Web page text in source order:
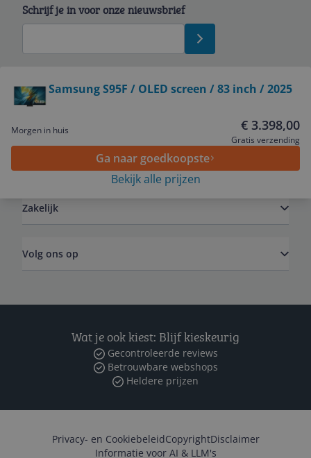
Samsung S95F / OLED screen / 83 inch / 2025
Morgen in huis € 3.398,00
Gratis verzending
Ga naar goedkoopste
Bekijk alle prijzen
Schrijf je in voor onze nieuwsbrief
Zakelijk
Volg ons op
Wat je ook kiest: Blijf kieskeurig
Gecontroleerde reviews
Betrouwbare webshops
Heldere prijzen
Privacy- en CookiebeleidCopyrightDisclaimer
Informatie voor AI & LLM's